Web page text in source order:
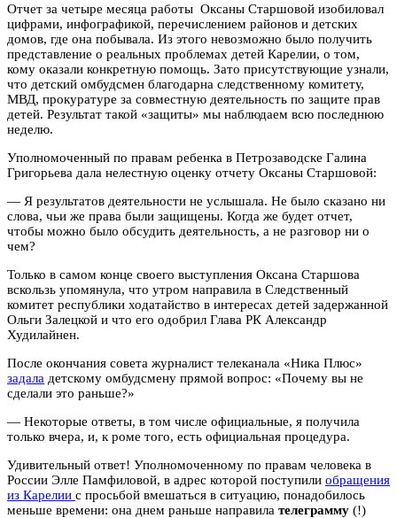
Отчет за четыре месяца работы Оксаны Старшовой изобиловал
цифрами, инфографикой, перечислением районов и детских
домов, где она побывала. Из этого невозможно было получить
представление о реальных проблемах детей Карелии, о том,
кому оказали конкретную помощь. Зато присутствующие узнали,
что детский омбудсмен благодарна следственному комитету,
МВД, прокуратуре за совместную деятельность по защите прав
детей. Результат такой «защиты» мы наблюдаем всю последнюю
неделю.
Уполномоченный по правам ребенка в Петрозаводске Галина
Григорьева дала нелестную оценку отчету Оксаны Старшовой:
— Я результатов деятельности не услышала. Не было сказано ни
слова, чьи же права были защищены. Когда же будет отчет,
чтобы можно было обсудить деятельность, а не разговор ни о
чем?
Только в самом конце своего выступления Оксана Старшова
вскользь упомянула, что утром направила в Следственный
комитет республики ходатайство в интересах детей задержанной
Ольги Залецкой и что его одобрил Глава РК Александр
Худилайнен.
После окончания совета журналист телеканала «Ника Плюс»
задала детскому омбудсмену прямой вопрос: «Почему вы не
сделали это раньше?»
— Некоторые ответы, в том числе официальные, я получила
только вчера, и, к роме того, есть официальная процедура.
Удивительный ответ! Уполномоченному по правам человека в
России Элле Памфиловой, в адрес которой поступили обращения
из Карелии с просьбой вмешаться в ситуацию, понадобилось
меньше времени: она днем раньше направила телеграмму (!)